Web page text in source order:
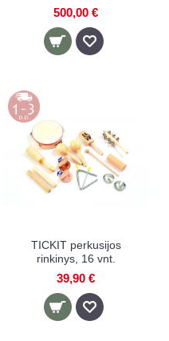
500,00 €
TICKIT perkusijos
rinkinys, 16 vnt.
39,90 €